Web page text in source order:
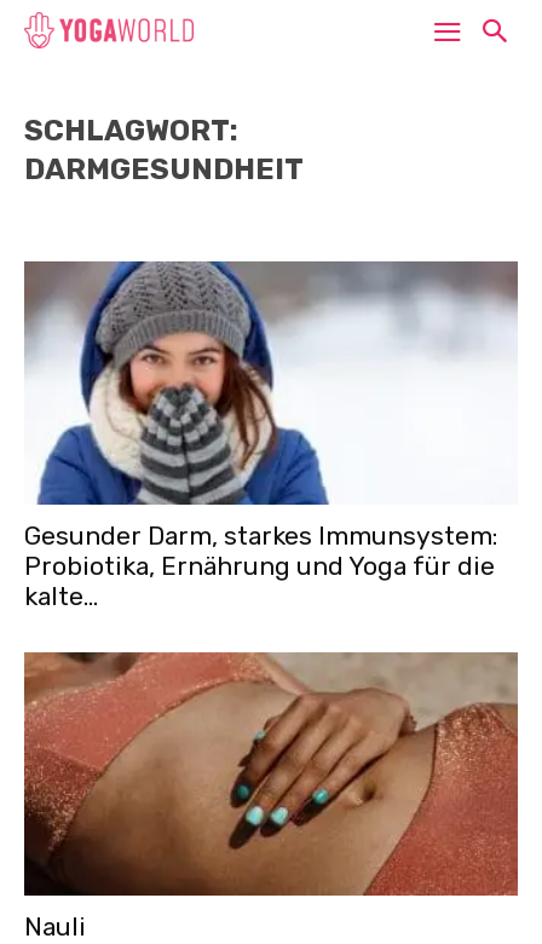
SCHLAGWORT:
DARMGESUNDHEIT
Gesunder Darm, starkes Immunsystem:
Probiotika, Ernährung und Yoga für die
kalte...
Nauli